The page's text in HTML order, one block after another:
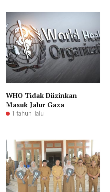
WHO Tidak Diizinkan
Masuk Jalur Gaza
1 tahun lalu